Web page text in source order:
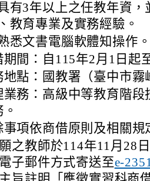
有3年以上之任教年資
教育專業及實務經驗。
悉文書電腦軟體知操作
期間：自115年2月1日起
地點：國教署（臺中市
業務：高級中等教育階
事項依商借原則及相關規
之教師於114年11月28
子郵件方式寄送至e-